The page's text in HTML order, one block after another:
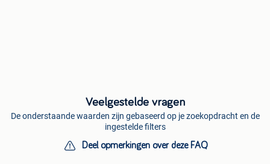
Veelgestelde vragen
De onderstaande waarden zijn gebaseerd op je zoekopdracht en de
ingestelde filters
Deel opmerkingen over deze FAQ